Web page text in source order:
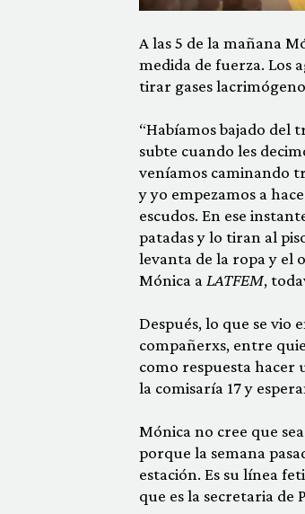
A las 5 de la mañana
medida de fuerza. Los
tirar gases
“Habíamos bajado del
subte cuando les
veníamos caminando
y yo empezamos a
escudos. En ese
patadas y lo tiran al
levanta de la ropa y el
Mónica a LATFEM,
Después, lo que se vio
compañerxs, entre
como respuesta hacer
la comisaría 17 y
Mónica no cree que
porque la semana
estación. Es su línea
que es la secretaria de